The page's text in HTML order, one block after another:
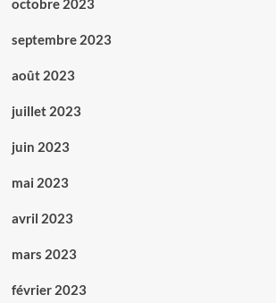
octobre 2023
septembre 2023
août 2023
juillet 2023
juin 2023
mai 2023
avril 2023
mars 2023
février 2023